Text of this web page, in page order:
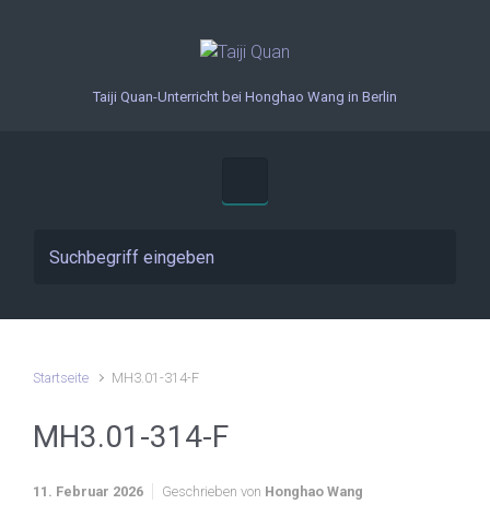
Taiji Quan-Unterricht bei Honghao Wang in Berlin
Startseite MH3.01-314-F
MH3.01-314-F
11. Februar 2026 Geschrieben von Honghao Wang